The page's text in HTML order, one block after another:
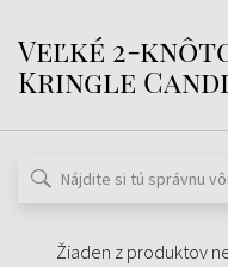
Veľké 2-
Kringle
Žiaden z produktov